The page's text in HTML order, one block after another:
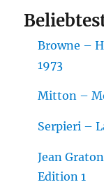
Browne –
1973
Mitton –
Serpieri –
Jean
Edition 1